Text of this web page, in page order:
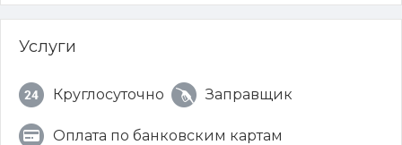
Услуги
Круглосуточно Заправщик
Оплата по банковским картам